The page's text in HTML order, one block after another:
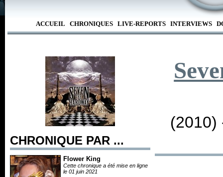
ACCUEIL CHRONIQUES LIVE-REPORTS INTERVIEWS
CHRONIQUE PAR ...
Flower King
Cette chronique a été mise en ligne
le 01 juin 2021